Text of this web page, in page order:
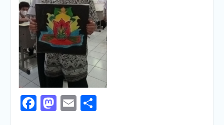
Facebook
Mastodon
EmailShare